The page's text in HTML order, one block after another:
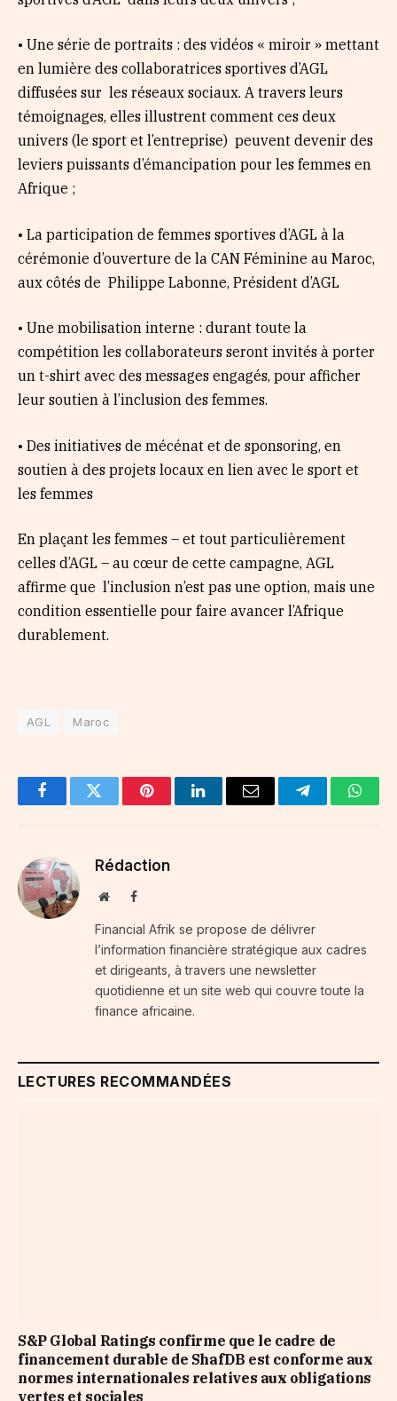
• Une série de portraits : des vidéos « miroir » mettant
en lumière des collaboratrices sportives d’AGL
diffusées sur les réseaux sociaux. A travers leurs
témoignages, elles illustrent comment ces deux
univers (le sport et l’entreprise) peuvent devenir des
leviers puissants d’émancipation pour les femmes en
Afrique ;
• La participation de femmes sportives d’AGL à la
cérémonie d’ouverture de la CAN Féminine au Maroc,
aux côtés de Philippe Labonne, Président d’AGL
• Une mobilisation interne : durant toute la
compétition les collaborateurs seront invités à porter
un t-shirt avec des messages engagés, pour afficher
leur soutien à l’inclusion des femmes.
• Des initiatives de mécénat et de sponsoring, en
soutien à des projets locaux en lien avec le sport et
les femmes
En plaçant les femmes – et tout particulièrement
celles d’AGL – au cœur de cette campagne, AGL
affirme que l’inclusion n’est pas une option, mais une
condition essentielle pour faire avancer l’Afrique
durablement.
AGL Maroc
FacebookTwitter PinterestLinkedInEmail Telegram
Rédaction
WebsiteFacebook
Financial Afrik se propose de délivrer
l’information financière stratégique aux cadres
et dirigeants, à travers une newsletter
quotidienne et un site web qui couvre toute la
finance africaine.
LECTURES RECOMMANDÉES
S&P Global Ratings confirme que le cadre de
financement durable de ShafDB est conforme aux
normes internationales relatives aux obligations
vertes et sociales